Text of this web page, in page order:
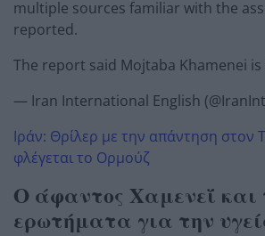
multiple sources familiar with the
reported.
The report said Mojtaba Khamenei
— Iran International English
Ιράν: Θρίλερ με την απάντηση στον
φλέγεται το Ορμούζ
Ο άφαντος Χαμενεΐ και
ερωτήματα για την